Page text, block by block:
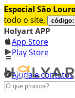
Especial São
todo o site,
código:
Holyart APP
App Store
Play Store
Ajuda e contatos
Conheça premium